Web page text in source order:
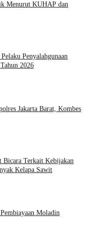
Menurut KUHAP dan
Penyalahgunaan
2026
Jakarta Barat, Kombes
Terkait Kebijakan
Kelapa Sawit
Moladin